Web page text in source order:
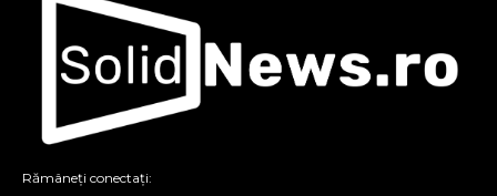
Rămâneți conectați: